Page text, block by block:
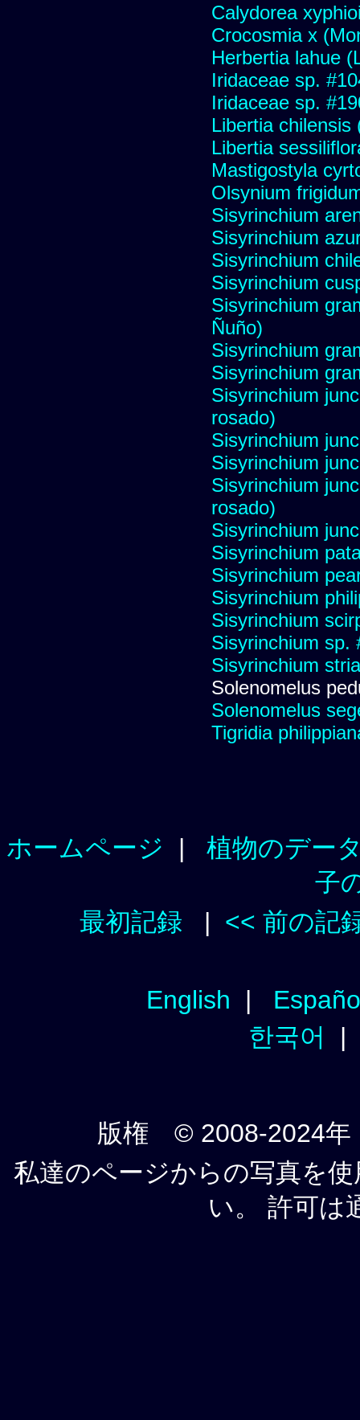
Calydorea
Crocosmia x
Herbertia lahue
Iridaceae sp.
Iridaceae sp.
Libertia chilensis
Libertia
Mastigostyla
Olsynium
Sisyrinchium
Sisyrinchium
Sisyrinchium
Sisyrinchium
Sisyrinchium
Ñuño)
Sisyrinchium
Sisyrinchium
Sisyrinchium
rosado)
Sisyrinchium
Sisyrinchium
Sisyrinchium
rosado)
Sisyrinchium
Sisyrinchium
Sisyrinchium
Sisyrinchium
Sisyrinchium
Sisyrinchium sp.
Sisyrinchium
Solenomelus
Solenomelus
Tigridia
ホームページ | 植物のデー
子
最初記録 | << 前の記
English |
한국어
版権 © 2008-2024年
私達のページからの写真を
い。 許可は